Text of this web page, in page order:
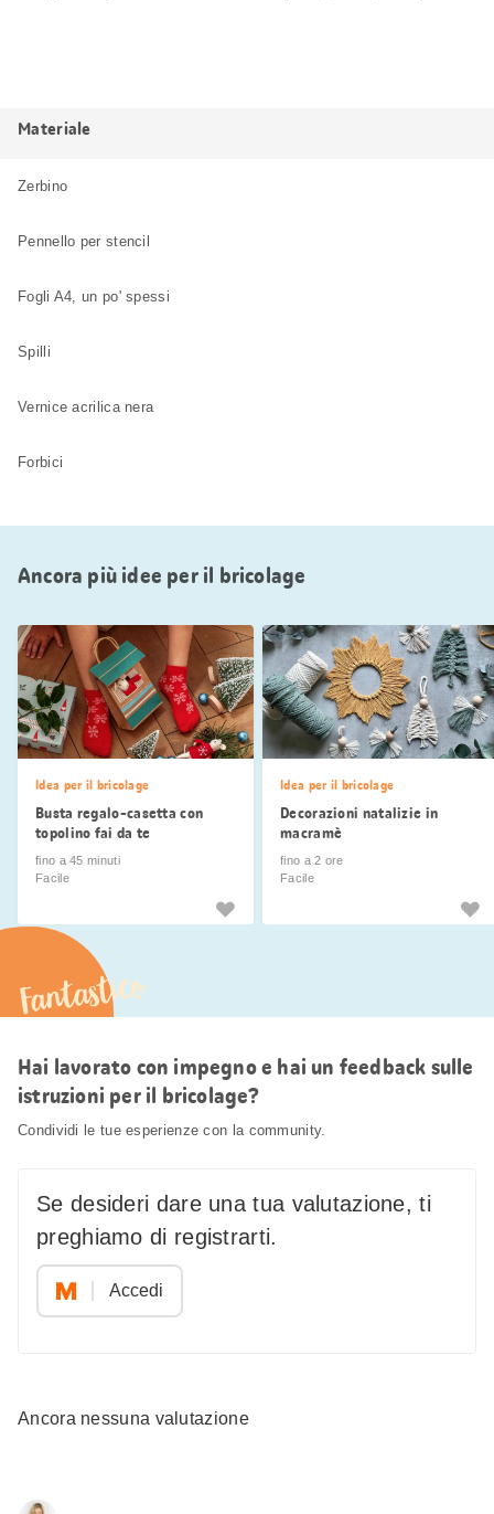
Materiale
Zerbino
Pennello per stencil
Fogli A4, un po' spessi
Spilli
Vernice acrilica nera
Forbici
Ancora più idee per il bricolage
Idea per il bricolage
Busta regalo-casetta con
topolino fai da te
fino a 45 minuti
Facile
Idea per il bricolage
Decorazioni natalizie in
macramè
fino a 2 ore
Facile
Fantastico
Hai lavorato con impegno e hai un feedback sulle
istruzioni per il bricolage?
Condividi le tue esperienze con la community.
Se desideri dare una tua valutazione, ti
preghiamo di registrarti.
Accedi
Ancora nessuna valutazione